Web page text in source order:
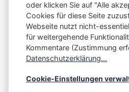
Hausmitteilung:
s3nnet.de jetzt auch
oder klicken Sie auf "Alle
Cookies für diese Seite
Webseite nutzt nicht-
für weitergehende
Kommentare (Zustimmung
Datenschutzerklärung...
Cookie-Einstellungen